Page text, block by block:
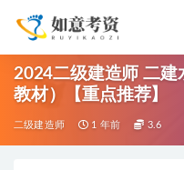
2024二级建造师 二建
教材）【重点推荐】
二级建造师 1 年前 3.6